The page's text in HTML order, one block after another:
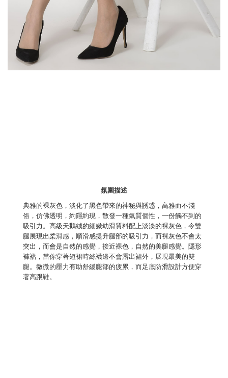
氛圍描述
典雅的裸灰色，淡化了黑色帶來的神秘與誘惑，高雅而不淺
俗，仿佛透明，約隱約現，散發一種氣質個性，一份觸不到的
吸引力。高級天鵝絨的細嫩幼滑質料配上淡淡的裸灰色，令雙
腿展現出柔滑感，順滑感提升腿部的吸引力，而裸灰色不會太
突出，而會是自然的感覺，接近裸色，自然的美腿感覺。隱形
褲襠，當你穿著短裙時絲襪邊不會露出裙外，展現最美的雙
腿。微微的壓力有助舒緩腿部的疲累，而足底防滑設計方便穿
著高跟鞋。